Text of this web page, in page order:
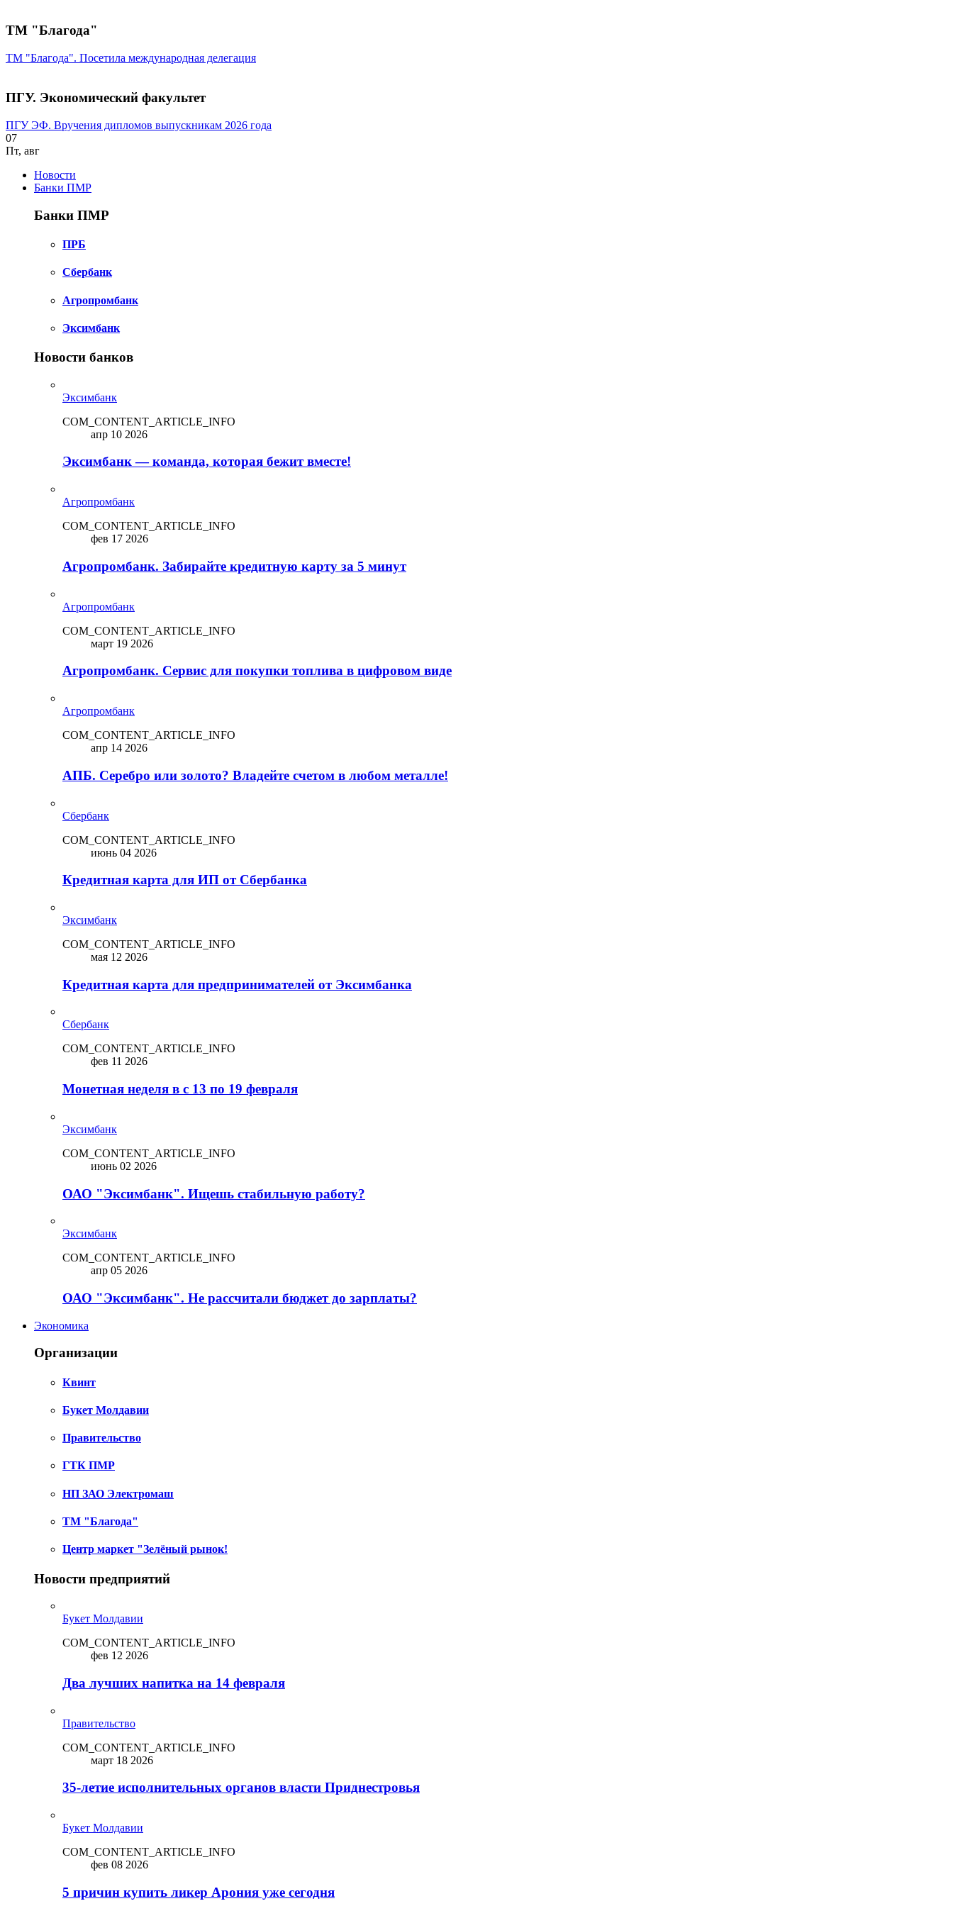
ТМ "Благода"
ТМ "Благода". Посетила международная делегация
ПГУ. Экономический факультет
ПГУ ЭФ. Вручения дипломов выпускникам 2026 года
07
Пт, авг
Новости
Банки ПМР
Банки ПМР
ПРБ
Сбербанк
Агропромбанк
Эксимбанк
Новости банков
Эксимбанк
COM_CONTENT_ARTICLE_INFO
апр 10 2026
Эксимбанк — команда, которая бежит вместе!
Агропромбанк
COM_CONTENT_ARTICLE_INFO
фев 17 2026
Агропромбанк. Забирайте кредитную карту за 5 минут
Агропромбанк
COM_CONTENT_ARTICLE_INFO
март 19 2026
Агропромбанк. Сервис для покупки топлива в цифровом виде
Агропромбанк
COM_CONTENT_ARTICLE_INFO
апр 14 2026
АПБ. Серебро или золото? Владейте счетом в любом металле!
Сбербанк
COM_CONTENT_ARTICLE_INFO
июнь 04 2026
Кредитная карта для ИП от Сбербанка
Эксимбанк
COM_CONTENT_ARTICLE_INFO
мая 12 2026
Кредитная карта для предпринимателей от Эксимбанка
Сбербанк
COM_CONTENT_ARTICLE_INFO
фев 11 2026
Монетная неделя в с 13 по 19 февраля
Эксимбанк
COM_CONTENT_ARTICLE_INFO
июнь 02 2026
ОАО "Эксимбанк". Ищешь стабильную работу?
Эксимбанк
COM_CONTENT_ARTICLE_INFO
апр 05 2026
ОАО "Эксимбанк". Не рассчитали бюджет до зарплаты?
Экономика
Организации
Квинт
Букет Молдавии
Правительство
ГТК ПМР
НП ЗАО Электромаш
ТМ "Благода"
Центр маркет "Зелёный рынок!
Новости предприятий
Букет Молдавии
COM_CONTENT_ARTICLE_INFO
фев 12 2026
Два лучших напитка на 14 февраля
Правительство
COM_CONTENT_ARTICLE_INFO
март 18 2026
35-летие исполнительных органов власти Приднестровья
Букет Молдавии
COM_CONTENT_ARTICLE_INFO
фев 08 2026
5 причин купить ликep Арония уже сегодня